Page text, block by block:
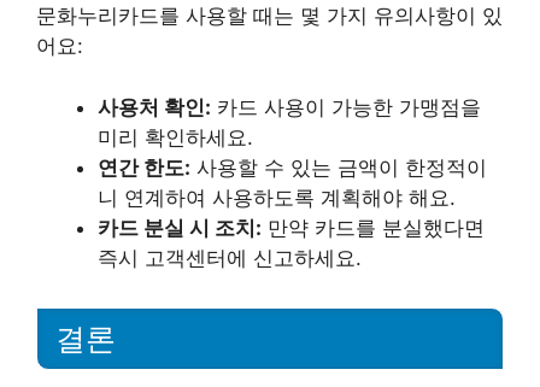
문화누리카드를 사용할 때는 몇 가지 유의사항이 있
어요:
사용처 확인: 카드 사용이 가능한 가맹점을
미리 확인하세요.
연간 한도: 사용할 수 있는 금액이 한정적이
니 연계하여 사용하도록 계획해야 해요.
카드 분실 시 조치: 만약 카드를 분실했다면
즉시 고객센터에 신고하세요.
결론